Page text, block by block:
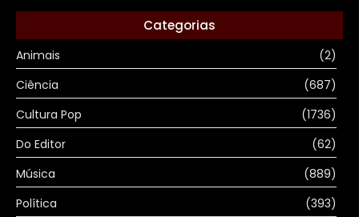
Categorias
Animais
(2)
Ciência
(687)
Cultura Pop
(1736)
Do Editor
(62)
Música
(889)
Política
(393)